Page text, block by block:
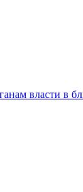
власти в